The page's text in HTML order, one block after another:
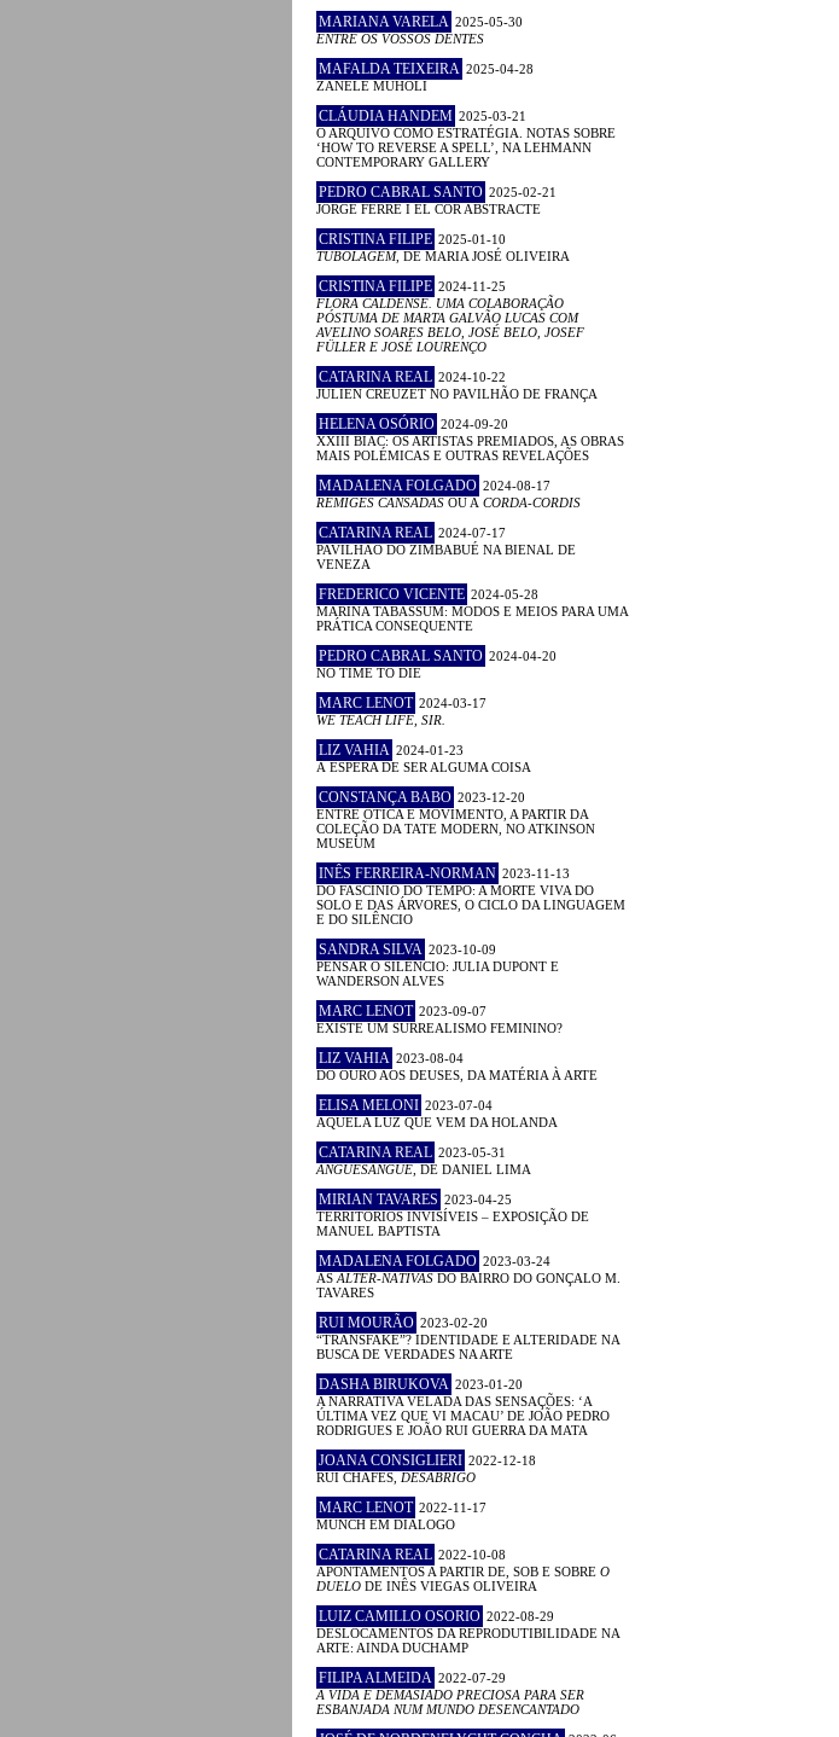
MARIANA VARELA 2025-05-30
ENTRE OS VOSSOS DENTES
MAFALDA TEIXEIRA 2025-04-28
ZANELE MUHOLI
CLÁUDIA HANDEM 2025-03-21
O ARQUIVO COMO ESTRATÉGIA. NOTAS SOBRE
‘HOW TO REVERSE A SPELL’, NA LEHMANN
CONTEMPORARY GALLERY
PEDRO CABRAL SANTO 2025-02-21
JORGE FERRÉ I EL COR ABSTRACTE
CRISTINA FILIPE 2025-01-10
TUBOLAGEM, DE MARIA JOSÉ OLIVEIRA
CRISTINA FILIPE 2024-11-25
FLORA CALDENSE. UMA COLABORAÇÃO
PÓSTUMA DE MARTA GALVÃO LUCAS COM
AVELINO SOARES BELO, JOSÉ BELO, JOSEF
FÜLLER E JOSÉ LOURENÇO
CATARINA REAL 2024-10-22
JULIEN CREUZET NO PAVILHÃO DE FRANÇA
HELENA OSÓRIO 2024-09-20
XXIII BIAC: OS ARTISTAS PREMIADOS, AS OBRAS
MAIS POLÉMICAS E OUTRAS REVELAÇÕES
MADALENA FOLGADO 2024-08-17
RÉMIGES CANSADAS OU A CORDA-CORDIS
CATARINA REAL 2024-07-17
PAVILHÃO DO ZIMBABUÉ NA BIENAL DE
VENEZA
FREDERICO VICENTE 2024-05-28
MARINA TABASSUM: MODOS E MEIOS PARA UMA
PRÁTICA CONSEQUENTE
PEDRO CABRAL SANTO 2024-04-20
NO TIME TO DIE
MARC LENOT 2024-03-17
WE TEACH LIFE, SIR.
LIZ VAHIA 2024-01-23
À ESPERA DE SER ALGUMA COISA
CONSTANÇA BABO 2023-12-20
ENTRE ÓTICA E MOVIMENTO, A PARTIR DA
COLEÇÃO DA TATE MODERN, NO ATKINSON
MUSEUM
INÊS FERREIRA-NORMAN 2023-11-13
DO FASCÍNIO DO TEMPO: A MORTE VIVA DO
SOLO E DAS ÁRVORES, O CICLO DA LINGUAGEM
E DO SILÊNCIO
SANDRA SILVA 2023-10-09
PENSAR O SILÊNCIO: JULIA DUPONT E
WANDERSON ALVES
MARC LENOT 2023-09-07
EXISTE UM SURREALISMO FEMININO?
LIZ VAHIA 2023-08-04
DO OURO AOS DEUSES, DA MATÉRIA À ARTE
ELISA MELONI 2023-07-04
AQUELA LUZ QUE VEM DA HOLANDA
CATARINA REAL 2023-05-31
ANGUESÂNGUE , DE DANIEL LIMA
MIRIAN TAVARES 2023-04-25
TERRITÓRIOS INVISÍVEIS – EXPOSIÇÃO DE
MANUEL BAPTISTA
MADALENA FOLGADO 2023-03-24
AS ALTER-NATIVAS DO BAIRRO DO GONÇALO M.
TAVARES
RUI MOURÃO 2023-02-20
“TRANSFAKE”? IDENTIDADE E ALTERIDADE NA
BUSCA DE VERDADES NA ARTE
DASHA BIRUKOVA 2023-01-20
A NARRATIVA VELADA DAS SENSAÇÕES: ‘A
ÚLTIMA VEZ QUE VI MACAU’ DE JOÃO PEDRO
RODRIGUES E JOÃO RUI GUERRA DA MATA
JOANA CONSIGLIERI 2022-12-18
RUI CHAFES, DESABRIGO
MARC LENOT 2022-11-17
MUNCH EM DIÁLOGO
CATARINA REAL 2022-10-08
APONTAMENTOS A PARTIR DE, SOB E SOBRE O
DUELO DE INÊS VIEGAS OLIVEIRA
LUIZ CAMILLO OSORIO 2022-08-29
DESLOCAMENTOS DA REPRODUTIBILIDADE NA
ARTE: AINDA DUCHAMP
FILIPA ALMEIDA 2022-07-29
A VIDA É DEMASIADO PRECIOSA PARA SER
ESBANJADA NUM MUNDO DESENCANTADO